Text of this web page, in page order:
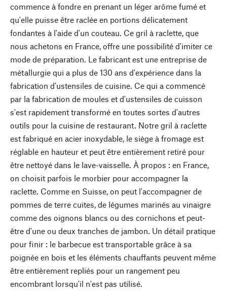
commence à fondre en prenant un léger arôme fumé et
qu'elle puisse être raclée en portions délicatement
fondantes à l'aide d'un couteau. Ce gril à raclette, que
nous achetons en France, offre une possibilité d'imiter ce
mode de préparation. Le fabricant est une entreprise de
métallurgie qui a plus de 130 ans d'expérience dans la
fabrication d'ustensiles de cuisine. Ce qui a commencé
par la fabrication de moules et d'ustensiles de cuisson
s'est rapidement transformé en toutes sortes d'autres
outils pour la cuisine de restaurant. Notre gril à raclette
est fabriqué en acier inoxydable, le siège à fromage est
réglable en hauteur et peut être entièrement retiré pour
être nettoyé dans le lave-vaisselle. À propos : en France,
on choisit parfois le morbier pour accompagner la
raclette. Comme en Suisse, on peut l'accompagner de
pommes de terre cuites, de légumes marinés au vinaigre
comme des oignons blancs ou des cornichons et peut-
être d'une ou deux tranches de jambon. Un détail pratique
pour finir : le barbecue est transportable grâce à sa
poignée en bois et les éléments chauffants peuvent même
être entièrement repliés pour un rangement peu
encombrant lorsqu'il n'est pas utilisé.